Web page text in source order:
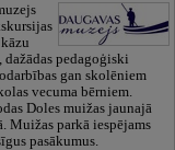
dažādas pedagoģiski
gan skolēniem
vecuma bērniem.
Doles muižas jaunajā
Muižas parkā iespējams
pasākumus.